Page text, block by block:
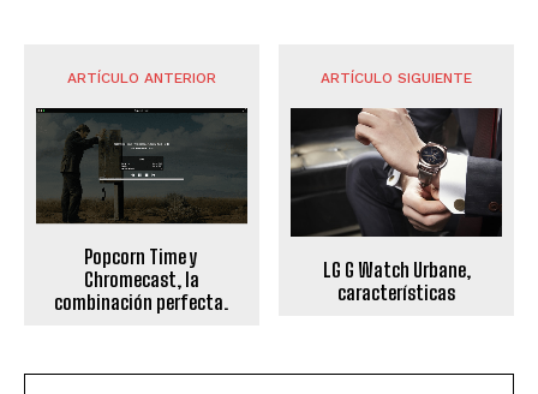
ARTÍCULO ANTERIOR
Popcorn Time y
Chromecast, la
combinación perfecta.
ARTÍCULO SIGUIENTE
LG G Watch Urbane,
características